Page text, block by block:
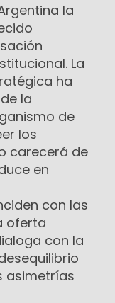
la
La
ha
la
de
los
carecerá de
en
con las
oferta
con la
asimetrías